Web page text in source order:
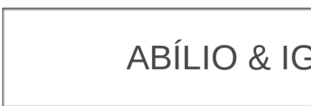
ABÍLIO &